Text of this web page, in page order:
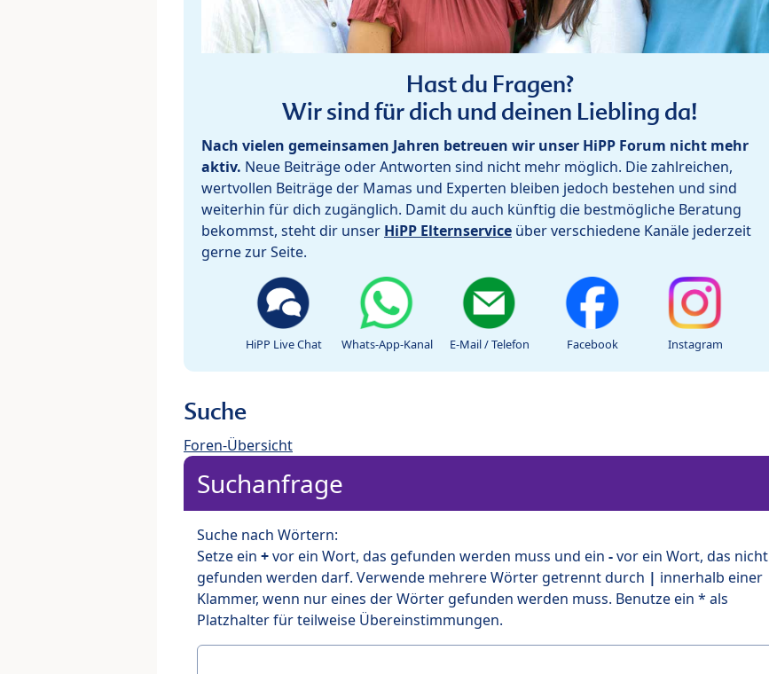
Hast du Fragen?
Wir sind für dich und deinen Liebling da!
Nach vielen gemeinsamen Jahren betreuen wir unser HiPP Forum nicht mehr
aktiv. Neue Beiträge oder Antworten sind nicht mehr möglich. Die zahlreichen,
wertvollen Beiträge der Mamas und Experten bleiben jedoch bestehen und sind
weiterhin für dich zugänglich. Damit du auch künftig die bestmögliche Beratung
bekommst, steht dir unser HiPP Elternservice über verschiedene Kanäle jederzeit
gerne zur Seite.
HiPP Live Chat Whats-App-Kanal E-Mail / Telefon Facebook Instagram
Suche
Foren-Übersicht
Suchanfrage
Suche nach Wörtern:
Setze ein +vor ein Wort, das gefunden werden muss und ein -vor ein Wort, das nicht
gefunden werden darf. Verwende mehrere Wörter getrennt durch | innerhalb einer
Klammer, wenn nur eines der Wörter gefunden werden muss. Benutze ein * als
Platzhalter für teilweise Übereinstimmungen.